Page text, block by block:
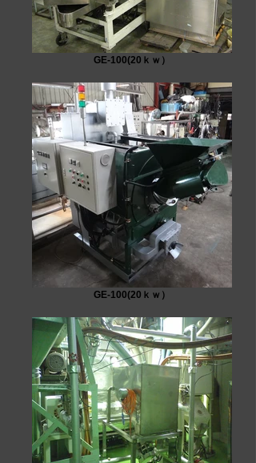
GE-100(20ｋｗ）
GE-100(20ｋｗ）